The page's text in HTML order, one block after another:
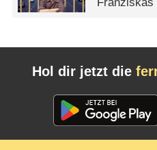
Hol dir jetzt die